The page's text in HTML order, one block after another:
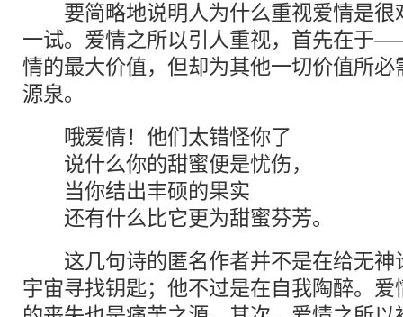
要简略地说明人为什么重视爱情是很
一试。爱情之所以引人重视，首先在于
情的最大价值，但却为其他一切价值所
源泉。
哦爱情！他们太错怪你了
说什么你的甜蜜便是忧伤，
当你结出丰硕的果实
还有什么比它更为甜蜜芬芳。
这几句诗的匿名作者并不是在给无神
宇宙寻找钥匙；他不过是在自我陶醉。